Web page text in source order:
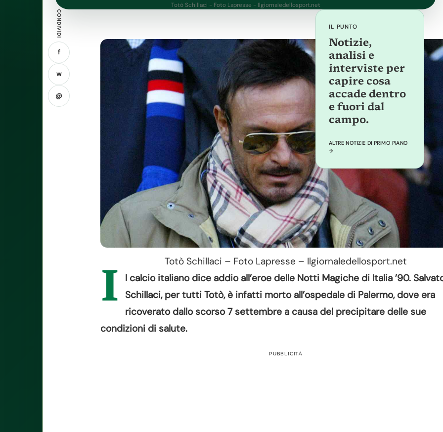
Totò Schillaci - Foto Lapresse - Ilgiornaledellosport.net
CONDIVIDI
f
w
@
Totò Schillaci – Foto Lapresse – Ilgiornaledellosport.net
I
l calcio italiano dice addio all’eroe delle Notti Magiche di Italia ’90.
Schillaci, per tutti Totò, è infatti morto all’ospedale di Palermo, dove era
ricoverato dallo scorso 7 settembre a causa del precipitare delle sue
condizioni di salute.
PUBBLICITÀ
IL PUNTO
Notizie,
analisi e
interviste per
capire cosa
accade dentro
e fuori dal
campo.
ALTRE NOTIZIE DI PRIMO PIANO
→